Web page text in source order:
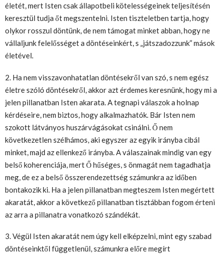
életét, mert Isten csak állapotbeli kötelességeinek teljesítésén
keresztül tudja őt megszentelni. Isten tiszteletben tartja, hogy
olykor rosszul döntünk, de nem támogat minket abban, hogy ne
vállaljunk felelősséget a döntéseinkért, s „játszadozzunk” mások
életével.
2. Ha nem visszavonhatatlan döntésekről van szó, s nem egész
életre szóló döntésekről, akkor azt érdemes keresnünk, hogy mi a
jelen pillanatban Isten akarata. A tegnapi válaszok a holnap
kérdéseire, nem biztos, hogy alkalmazhatók. Bár Isten nem
szokott látványos huszárvágásokat csinálni. Ő nem
következetlen szélhámos, aki egyszer az egyik irányba cibál
minket, majd az ellenkező irányba. A válaszainak mindig van egy
belső koherenciája, mert Ő hűséges, s önmagát nem tagadhatja
meg, de ez a belső összerendezettség számunkra az időben
bontakozik ki. Ha a jelen pillanatban megteszem Isten megértett
akaratát, akkor a következő pillanatban tisztábban fogom érteni
az arra a pillanatra vonatkozó szándékát.
3. Végül Isten akaratát nem úgy kell elképzelni, mint egy szabad
döntéseinktől függetlenül, számunkra előre megírt